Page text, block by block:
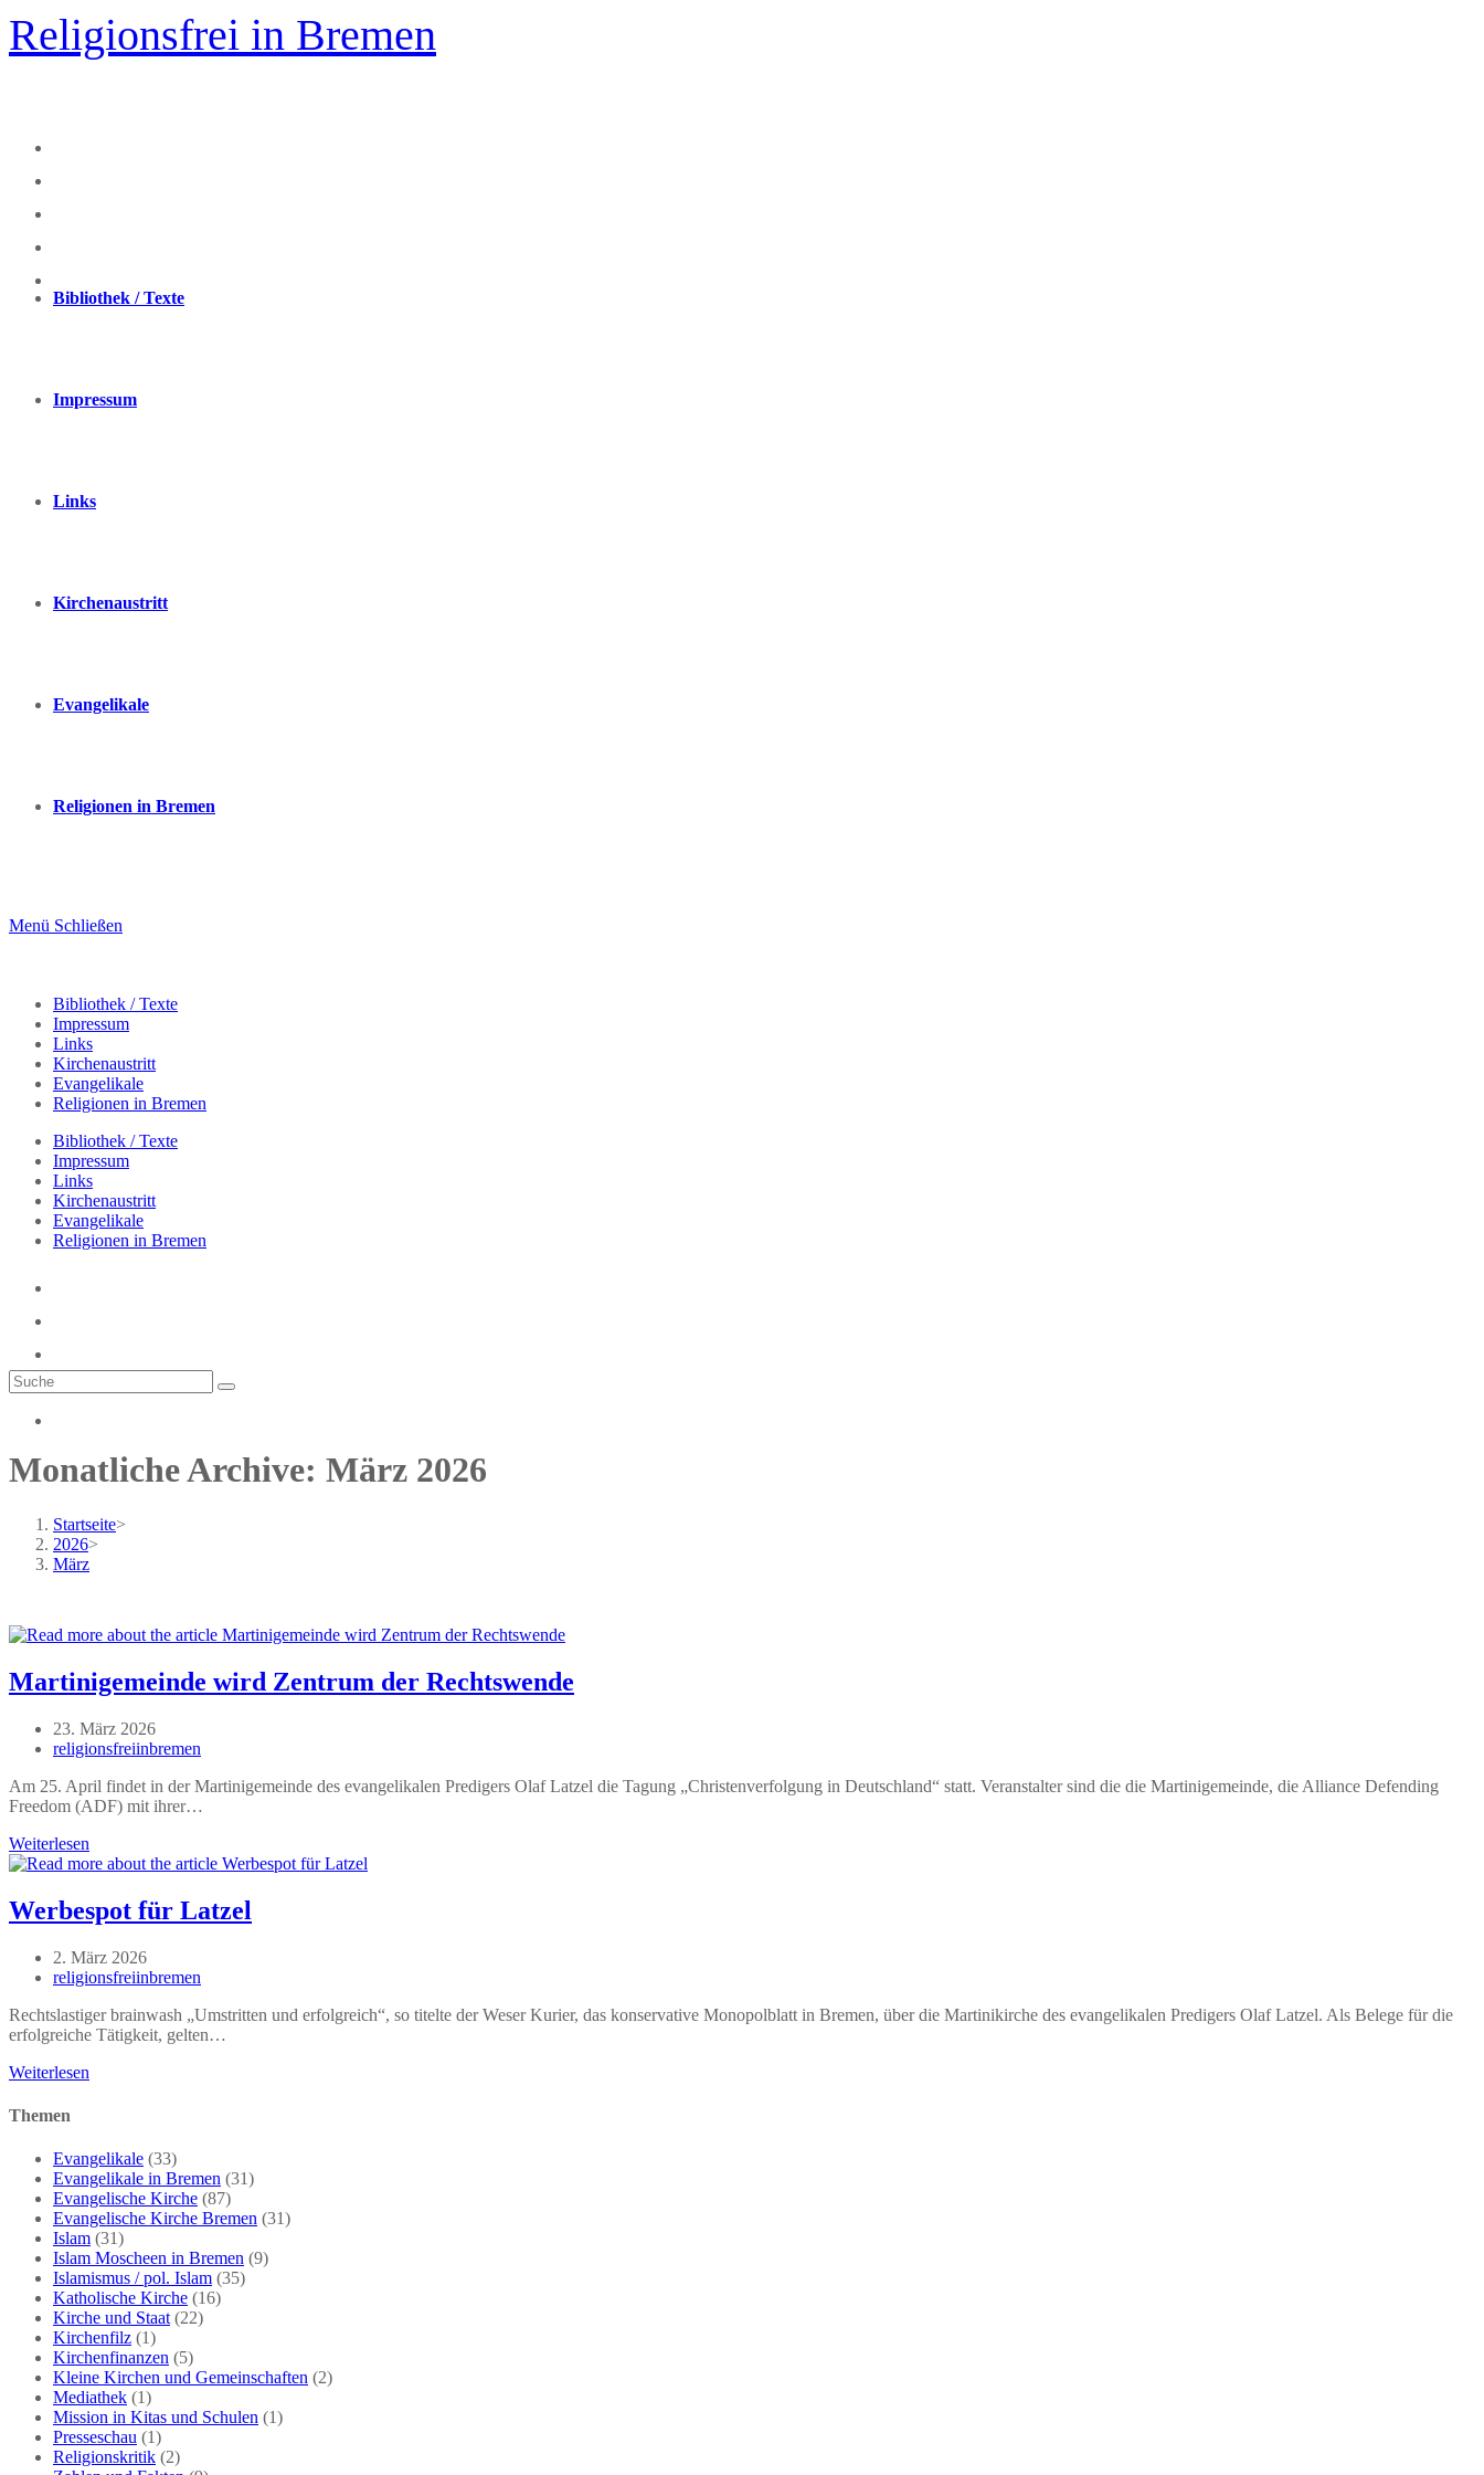
Zum
Inhalt
springen
Religionsfrei in Bremen
Bibliothek / Texte
Impressum
Links
Kirchenaustritt
Evangelikale
Religionen in Bremen
Menü Schließen
Bibliothek / Texte
Impressum
Links
Kirchenaustritt
Evangelikale
Religionen in Bremen
Bibliothek / Texte
Impressum
Links
Kirchenaustritt
Evangelikale
Religionen in Bremen
Monatliche Archive: März 2026
Startseite>
2026>
März
Martinigemeinde wird Zentrum der Rechtswende
Beitrag
veröffentlicht:
23. März 2026
Beitrags-
religionsfreiinbremen
Am 25. April findet in der Martinigemeinde des evangelikalen Predigers Olaf Latzel die Tagung „Christenverfolgung in Deutschland“ statt. Veranstalter sind die die Martinigemeinde, die Alliance Defending
Freedom (ADF) mit ihrer…
Weiterlesen
wird
Rechtswende
Werbespot für Latzel
Beitrag
veröffentlicht:
2. März 2026
Beitrags-
religionsfreiinbremen
Rechtslastiger brainwash „Umstritten und erfolgreich“, so titelte der Weser Kurier, das konservative Monopolblatt in Bremen, über die Martinikirche des evangelikalen Predigers Olaf Latzel. Als Belege für die
erfolgreiche Tätigkeit, gelten…
Weiterlesen
Themen
Evangelikale (33)
Evangelikale in Bremen (31)
Evangelische Kirche (87)
Evangelische Kirche Bremen (31)
Islam (31)
Islam Moscheen in Bremen (9)
Islamismus / pol. Islam (35)
Katholische Kirche (16)
Kirche und Staat (22)
Kirchenfilz (1)
Kirchenfinanzen (5)
Kleine Kirchen und Gemeinschaften (2)
Mediathek (1)
Mission in Kitas und Schulen (1)
Presseschau (1)
Religionskritik (2)